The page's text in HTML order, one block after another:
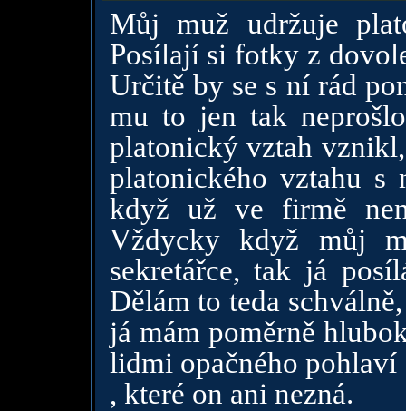
Můj muž udržuje
Posílají si fotky z
Určitě by se s ní rád
mu to jen tak
platonický vztah
platonického vztahu s
když už ve firmě
Vždycky když můj
sekretářce, tak já
Dělám to teda
já mám poměrně
lidmi opačného pohlaví
, které on ani nezná.